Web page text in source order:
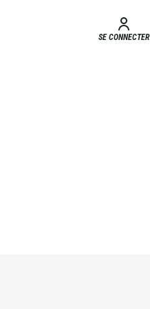
SE CONNECTER